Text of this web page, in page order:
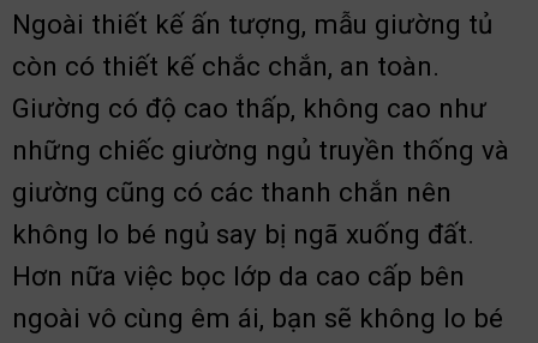
Ngoài thiết kế ấn tượng, mẫu giường tủ
còn có thiết kế chắc chắn, an toàn.
Giường có độ cao thấp, không cao như
những chiếc giường ngủ truyền thống và
giường cũng có các thanh chắn nên
không lo bé ngủ say bị ngã xuống đất.
Hơn nữa việc bọc lớp da cao cấp bên
ngoài vô cùng êm ái, bạn sẽ không lo bé